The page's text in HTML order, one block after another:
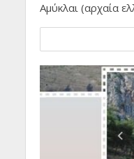
Αμύκλαι (αρχαία